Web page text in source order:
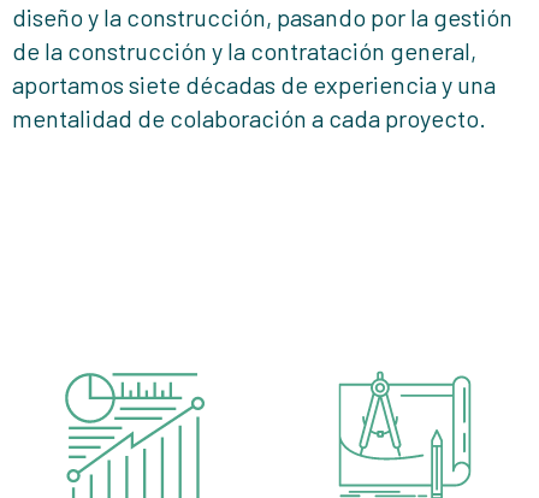
diseño y la construcción, pasando por la gestión
de la construcción y la contratación general,
aportamos siete décadas de experiencia y una
mentalidad de colaboración a cada proyecto.